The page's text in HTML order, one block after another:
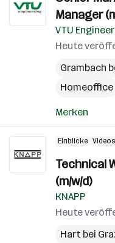
Manager
VTU
Heute
Grambach
Homeoffice
Merken
Einblicke Videos
Technical
(m/w/d)
KNAPP
Heute
Hart bei